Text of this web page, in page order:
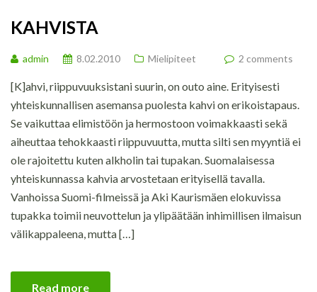
KAHVISTA
admin 8.02.2010 Mielipiteet 2 comments
[K]ahvi, riippuvuuksistani suurin, on outo aine. Erityisesti
yhteiskunnallisen asemansa puolesta kahvi on erikoistapaus.
Se vaikuttaa elimistöön ja hermostoon voimakkaasti sekä
aiheuttaa tehokkaasti riippuvuutta, mutta silti sen myyntiä ei
ole rajoitettu kuten alkholin tai tupakan. Suomalaisessa
yhteiskunnassa kahvia arvostetaan erityisellä tavalla.
Vanhoissa Suomi-filmeissä ja Aki Kaurismäen elokuvissa
tupakka toimii neuvottelun ja ylipäätään inhimillisen ilmaisun
välikappaleena, mutta […]
Read more